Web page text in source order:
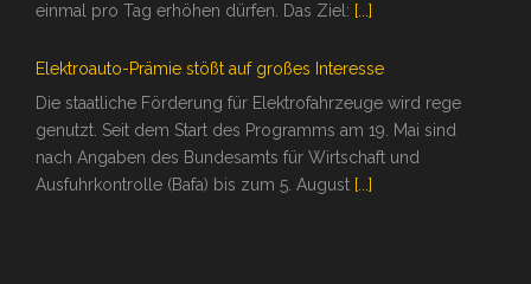
einmal pro Tag erhöhen dürfen. Das Ziel: [...]
Elektroauto-Prämie stößt auf großes Interesse
Die staatliche Förderung für Elektrofahrzeuge wird rege
genutzt. Seit dem Start des Programms am 19. Mai sind
nach Angaben des Bundesamts für Wirtschaft und
Ausfuhrkontrolle (Bafa) bis zum 5. August [...]